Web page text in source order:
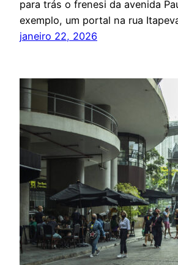
para trás o frenesi da avenida
exemplo, um portal na rua
janeiro 22, 2026